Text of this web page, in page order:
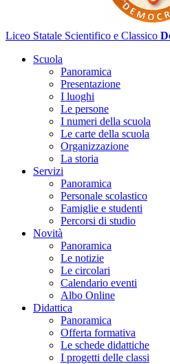
Liceo Statale Scientifico e Classico
Scuola
Panoramica
Presentazione
I luoghi
Le persone
I numeri della scuola
Le carte della scuola
Organizzazione
La storia
Servizi
Panoramica
Personale scolastico
Famiglie e studenti
Percorsi di studio
Novità
Panoramica
Le notizie
Le circolari
Calendario eventi
Albo Online
Didattica
Panoramica
Offerta formativa
Le schede didattiche
I progetti delle classi